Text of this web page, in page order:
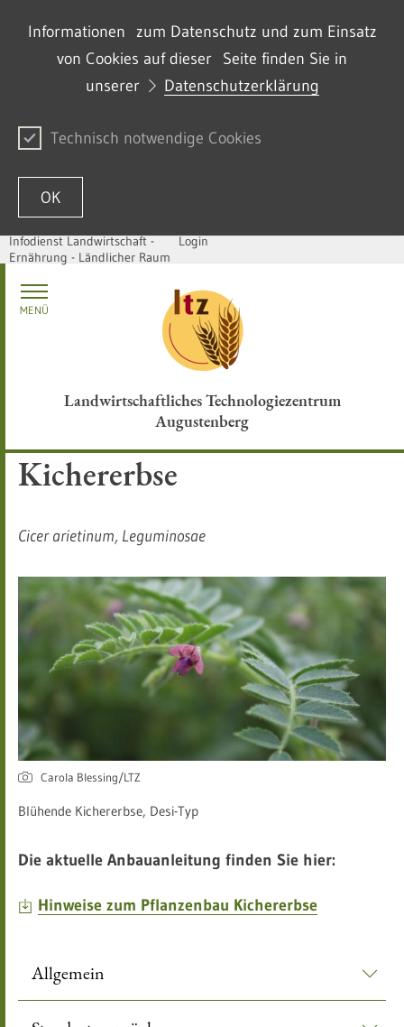
Informationen zum Datenschutz und zum Einsatz
von Cookies auf dieser Seite finden Sie in
unserer
Datenschutzerklärung
Technisch notwendige Cookies
OK
Zum Inhalt springen
Infodienst Landwirtschaft -
Ernährung - Ländlicher Raum
Login
Landwirtschaftliches Technologiezentrum
Augustenberg
MENÜ
Kichererbse
Cicer arietinum, Leguminosae​
Carola Blessing/LTZ
Blühende Kichererbse, Desi-Typ
Die aktuelle Anbauanleitung finden Sie hier:
Hinweise zum Pflanzenbau Kichererbse
Allgemein